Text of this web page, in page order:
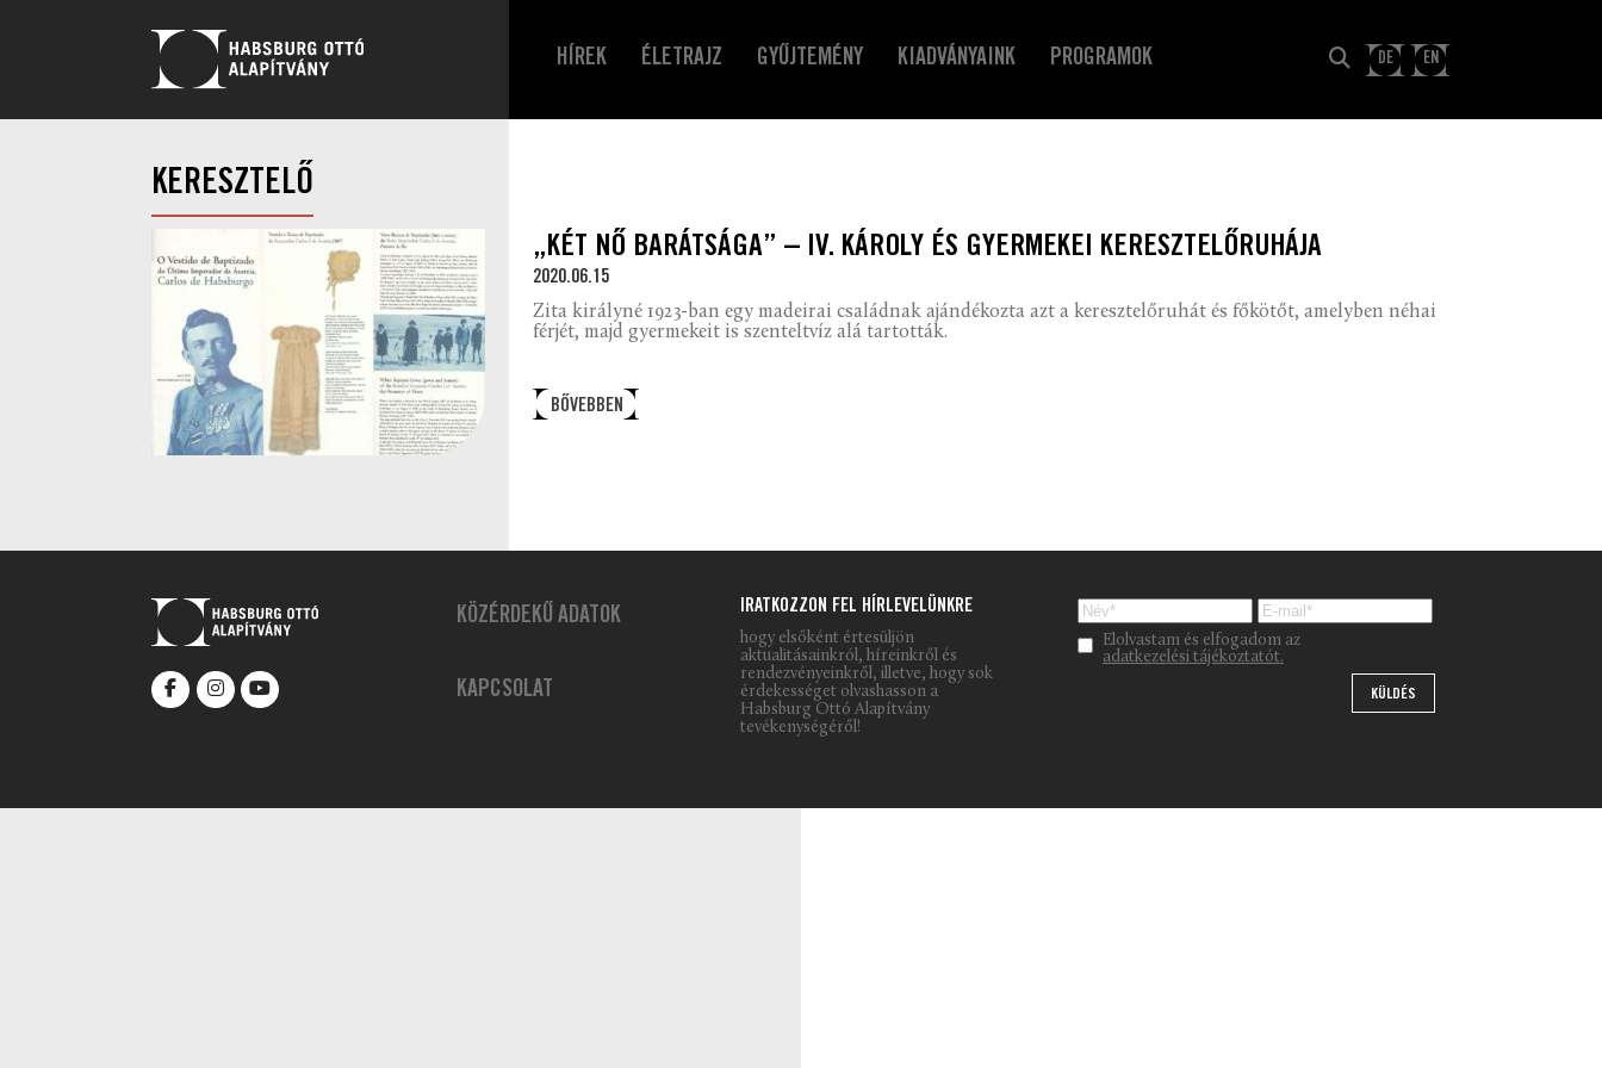
HÍREK ÉLETRAJZ GYŰJTEMÉNY KIADVÁNYAINK PROGRAMOK DE EN
KERESZTELŐ
„KÉT NŐ BARÁTSÁGA” – IV. KÁROLY ÉS GYERMEKEI KERESZTELŐRUHÁJA
2020.06.15
Zita királyné 1923-ban egy madeirai családnak ajándékozta azt a keresztelőruhát és főkötőt, amelyben néhai
férjét, majd gyermekeit is szenteltvíz alá tartották.
BŐVEBBEN
KÖZÉRDEKŰ ADATOK
KAPCSOLAT
IRATKOZZON FEL HÍRLEVELÜNKRE
hogy elsőként értesüljön
aktualitásainkról, híreinkről és
rendezvényeinkről, illetve, hogy sok
érdekességet olvashasson a
Habsburg Ottó Alapítvány
tevékenységéről!
Please leave this field empty.
Elolvastam és elfogadom az
adatkezelési tájékoztatót.